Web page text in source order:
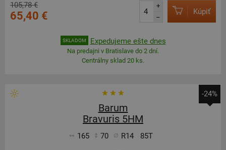
105,78 €
65,40 €
+
–
Kúpiť
SKLADOM Expedujeme ešte dnes
Na predajni v Bratislave do 2 dní.
Centrálny sklad 20 ks.
-24%
Barum
Bravuris 5HM
165 70 R14 85T